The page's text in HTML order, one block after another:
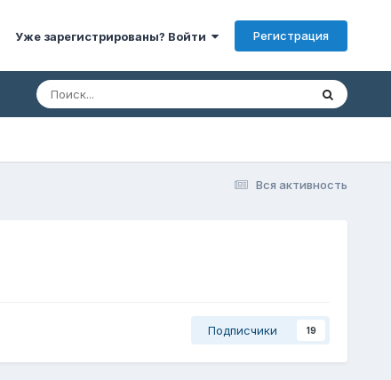
Уже зарегистрированы? Войти Регистрация
Вся активность
Подписчики 19